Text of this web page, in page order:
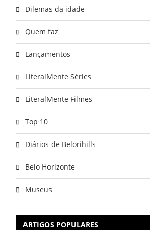
Dilemas da idade
Quem faz
Lançamentos
LiteralMente Séries
LiteralMente Filmes
Top 10
Diários de Belorihills
Belo Horizonte
Museus
ARTIGOS POPULARES